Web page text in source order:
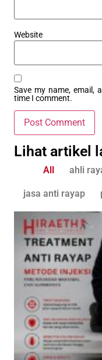
Website
Save my name, email,
time I comment.
Lihat artikel
All ahli
jasa anti rayap